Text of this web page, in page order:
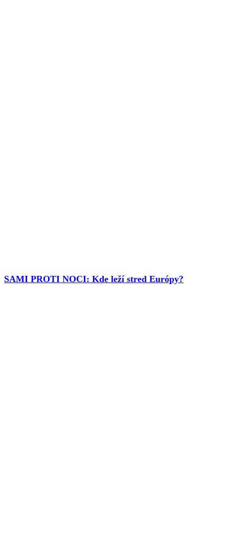
SAMI PROTI NOCI: Kde leží stred Európy?